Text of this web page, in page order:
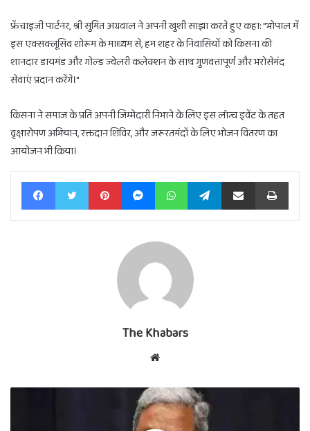
फ्रेंचाइजी पार्टनर, श्री सुमित अग्रवाल ने अपनी खुशी साझा करते हुए कहा: "भोपाल में
इस एक्सक्लूसिव शोरूम के माध्यम से, हम शहर के निवासियों को किसना की
शानदार डायमंड और गोल्ड ज्वेलरी कलेक्शन के साथ गुणवत्तापूर्ण और भरोसेमंद
सेवाएं प्रदान करेंगे।"
किसना ने समाज के प्रति अपनी जिम्मेदारी निभाने के लिए इस लॉन्च इवेंट के तहत
वृक्षारोपण अभियान, रक्तदान शिविर, और जरूरतमंदों के लिए भोजन वितरण का
आयोजन भी किया।
FacebookTwitter PinterestMessengerWhatsAppTelegramShare via Email Print
The Khabars
Website